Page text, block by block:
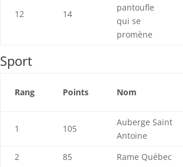
12 14
pantoufle
qui se
promène
Sport
Rang Points Nom
1 105
Auberge Saint
Antoine
2 85 Rame Québec